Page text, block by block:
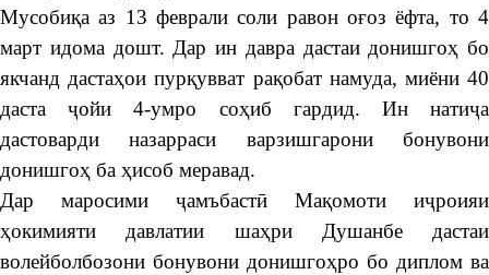
Мусобиқа аз 13 феврали соли равон оғоз ёфта, то 4
март идома дошт. Дар ин давра дастаи донишгоҳ бо
якчанд дастаҳои пурқувват рақобат намуда, миёни 40
даста ҷойи 4-умро соҳиб гардид. Ин натиҷа
дастоварди назарраси варзишгарони бонувони
донишгоҳ ба ҳисоб меравад.
Дар маросими ҷамъбастӣ Мақомоти иҷроияи
ҳокимияти давлатии шаҳри Душанбе дастаи
волейболбозони бонувони донишгоҳро бо диплом ва